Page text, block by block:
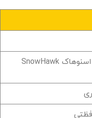
صندل جلو بسته زنانه اسنوهاک SnowHawk